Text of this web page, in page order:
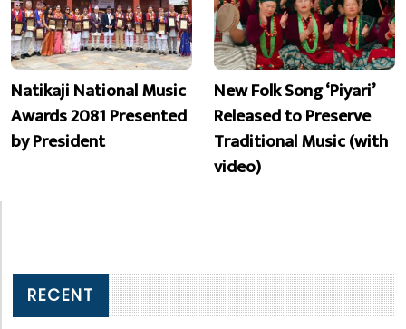
Natikaji National Music
Awards 2081 Presented
by President
New Folk Song ‘Piyari’
Released to Preserve
Traditional Music (with
video)
RECENT